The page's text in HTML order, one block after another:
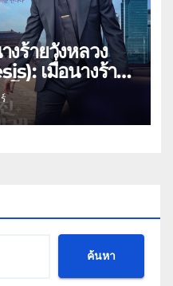
งร้ายวังหลวง
เมื่อนางร้าย
นเนม พร้อม
ค้นหา